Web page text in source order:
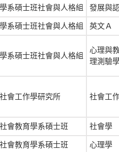
系碩士班社會與人格組 發展與
系碩士班社會與人格組 英文Ａ
系碩士班社會與人格組
心理與
理測驗
會工作學研究所 社會工
會教育學系碩士班 社會學
會教育學系碩士班 心理學